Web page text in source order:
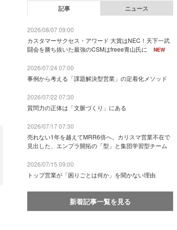
記事 ニュース
2026/08/07 09:00
カスタマーサクセス・アワード 大賞はNEC！天下一武
闘会を勝ち抜いた最強のCSMはfreee青山氏に
NEW
2026/07/24 07:00
事例から考える「課題解決型営業」の定着化メソッド
2026/07/22 07:30
質問力の正体は「文脈づくり」にある
2026/07/17 07:30
売れない1年を越えてMRR6倍へ。カリスマ営業不在で
見出した、エンプラ開拓の「型」と集団学習型チーム
2026/07/15 09:00
トップ営業が「困りごとは何か」を聞かない理由
新着記事一覧を見る